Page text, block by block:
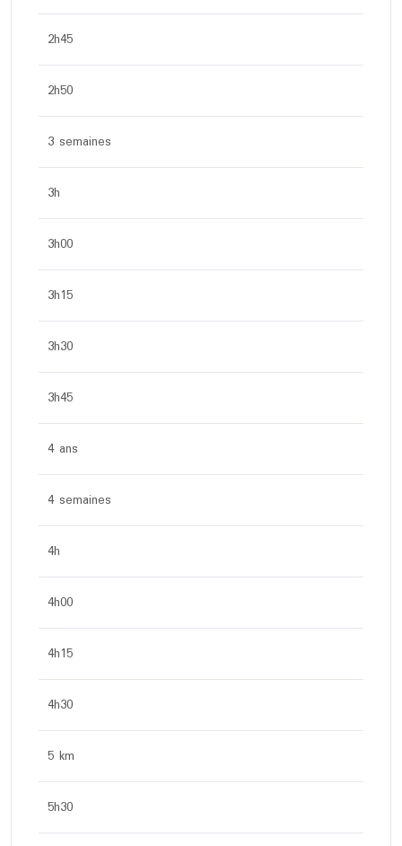
2h45
2h50
3 semaines
3h
3h00
3h15
3h30
3h45
4 ans
4 semaines
4h
4h00
4h15
4h30
5 km
5h30